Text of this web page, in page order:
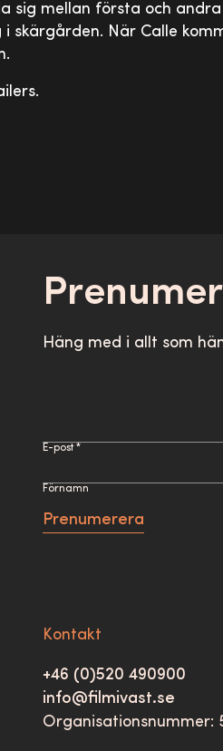
sig mellan första och
i skärgården. När Calle
Häng med i allt som
E-post *
Förnamn
Prenumerera
Kontakt
+46 (0)520 490900
info@filmivast.se
Organisationsnummer: